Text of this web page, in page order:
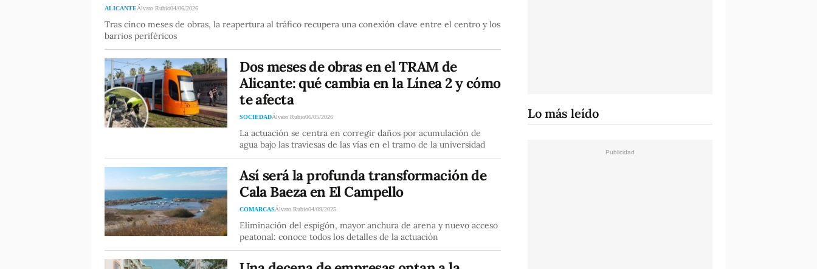
ALICANTEÁlvaro Rubio04/06/2026
Tras cinco meses de obras, la reapertura al tráfico recupera una conexión clave entre el centro y los
barrios periféricos
Dos meses de obras en el TRAM de
Alicante: qué cambia en la Línea 2 y cómo
te afecta
SOCIEDADÁlvaro Rubio06/05/2026
La actuación se centra en corregir daños por acumulación de
agua bajo las traviesas de las vías en el tramo de la universidad
Así será la profunda transformación de
Cala Baeza en El Campello
COMARCASÁlvaro Rubio04/09/2025
Eliminación del espigón, mayor anchura de arena y nuevo acceso
peatonal: conoce todos los detalles de la actuación
Lo más leído